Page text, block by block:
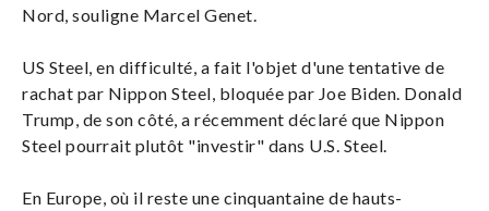
Nord, souligne Marcel Genet.
US Steel, en difficulté, a fait l'objet d'une tentative de
rachat par Nippon Steel, bloquée par Joe Biden. Donald
Trump, de son côté, a récemment déclaré que Nippon
Steel pourrait plutôt "investir" dans U.S. Steel.
En Europe, où il reste une cinquantaine de hauts-